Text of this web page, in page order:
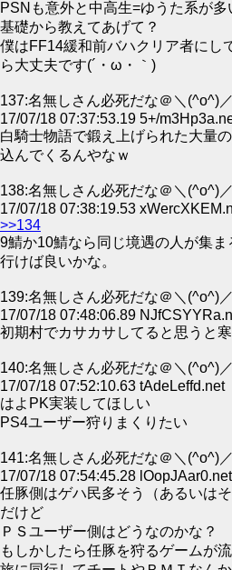
PSNも意外と中高生=ゆうた系が
基礎から教えてあげて？
僕はFF14緩和前バハクリア者にし
ら大丈夫です(´・ω・｀)
137:名無しさん必死だな＠＼(^o^)／
17/07/18 07:37:53.19 5+/
白騎士物語で鍛え上げられた大量
込んでくるんやなｗ
138:名無しさん必死だな＠＼(^o^)／
17/07/18 07:38:19.53
>>134
9鯖か10鯖なら同じ境遇の人が集
行けば良いかな。
139:名無しさん必死だな＠＼(^o^)／
17/07/18 07:48:06.89
初期村でカサカサしてると思うと
140:名無しさん必死だな＠＼(^o^)／
17/07/18 07:52:10.63 tAdeLeffd.net
はよPK実装してほしい
PS4ユーザー狩りまくりたい
141:名無しさん必死だな＠＼(^o^)／
17/07/18 07:54:45.28 lOopJAar0.net
任豚側はゲハ民多そう（あるいは
だけど
ＰＳユーザー側はどうなのかな？
もしかしたら任豚を狩るゲームが